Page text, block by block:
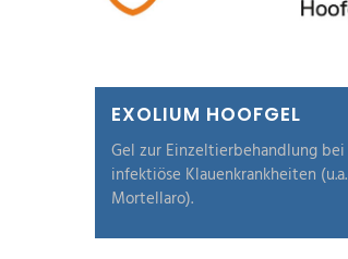
EXOLIUM HOOFGEL
Gel zur Einzeltierbehandlung bei
infektiöse Klauenkrankheiten (u.a.
Mortellaro).